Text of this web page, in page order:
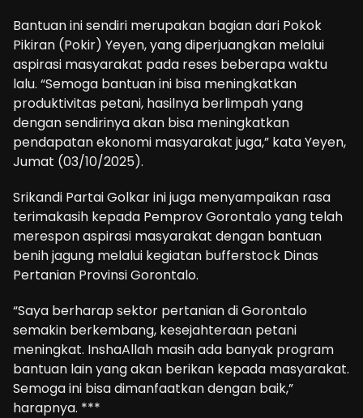
Bantuan ini sendiri merupakan bagian dari Pokok
Pikiran (Pokir) Yeyen, yang diperjuangkan melalui
aspirasi masyarakat pada reses beberapa waktu
lalu. “Semoga bantuan ini bisa meningkatkan
produktivitas petani, hasilnya berlimpah yang
dengan sendirinya akan bisa meningkatkan
pendapatan ekonomi masyarakat juga,” kata Yeyen,
Jumat (03/10/2025).
Srikandi Partai Golkar ini juga menyampaikan rasa
terimakasih kepada Pemprov Gorontalo yang telah
merespon aspirasi masyarakat dengan bantuan
benih jagung melalui kegiatan bufferstock Dinas
Pertanian Provinsi Gorontalo.
“Saya berharap sektor pertanian di Gorontalo
semakin berkembang, kesejahteraan petani
meningkat. InshaAllah masih ada banyak program
bantuan lain yang akan berikan kepada masyarakat.
Semoga ini bisa dimanfaatkan dengan baik,”
harapnya. ***